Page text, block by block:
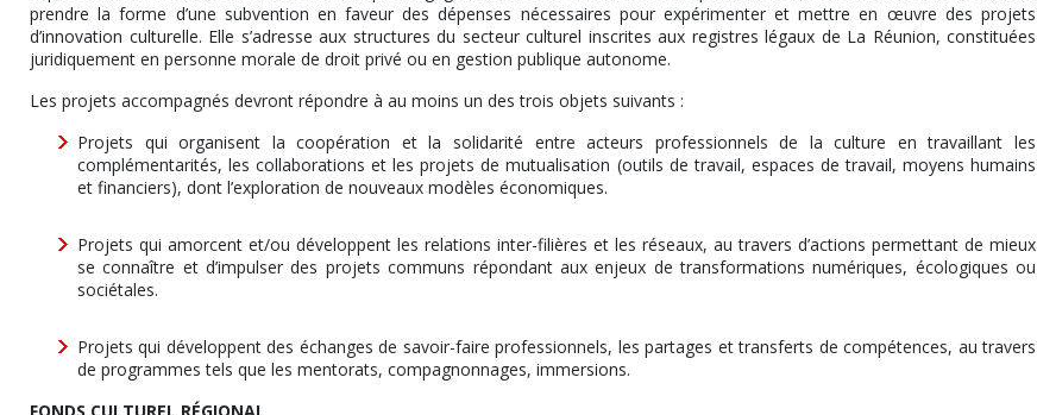
prendre la forme d’une subvention en faveur des dépenses nécessaires pour expérimenter et mettre en œuvre des projets
d’innovation culturelle. Elle s’adresse aux structures du secteur culturel inscrites aux registres légaux de La Réunion, constituées
juridiquement en personne morale de droit privé ou en gestion publique autonome.
Les projets accompagnés devront répondre à au moins un des trois objets suivants :
Projets qui organisent la coopération et la solidarité entre acteurs professionnels de la culture en travaillant les
complémentarités, les collaborations et les projets de mutualisation (outils de travail, espaces de travail, moyens humains
et financiers), dont l’exploration de nouveaux modèles économiques.
Projets qui amorcent et/ou développent les relations inter-filières et les réseaux, au travers d’actions permettant de mieux
se connaître et d’impulser des projets communs répondant aux enjeux de transformations numériques, écologiques ou
sociétales.
Projets qui développent des échanges de savoir-faire professionnels, les partages et transferts de compétences, au travers
de programmes tels que les mentorats, compagnonnages, immersions.